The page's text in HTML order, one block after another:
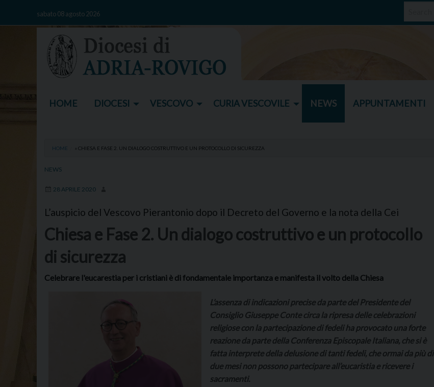
sabato 08 agosto 2026
HOME DIOCESI VESCOVO CURIA VESCOVILE NEWS APPUNTAMENTI
HOME » CHIESA E FASE 2. UN DIALOGO COSTRUTTIVO E UN PROTOCOLLO DI SICUREZZA
NEWS
28 APRILE 2020
L’auspicio del Vescovo Pierantonio dopo il Decreto del Governo e la nota della Cei
Chiesa e Fase 2. Un dialogo costruttivo e un protocollo
di sicurezza
Celebrare l'eucarestia per i cristiani è di fondamentale importanza e manifesta il volto della Chiesa
L’assenza di indicazioni precise da parte del Presidente del
Consiglio Giuseppe Conte circa la ripresa delle celebrazioni
religiose con la partecipazione di fedeli ha provocato una forte
reazione da parte della Conferenza Episcopale Italiana, che si è
fatta interprete della delusione di tanti fedeli, che ormai da più di
due mesi non possono partecipare all’eucaristia e ricevere i
sacramenti.